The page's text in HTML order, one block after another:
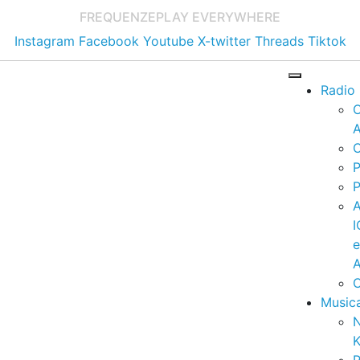
FREQUENZEPLAY EVERYWHERE
Instagram Facebook Youtube X-twitter Threads Tiktok
Radio
e